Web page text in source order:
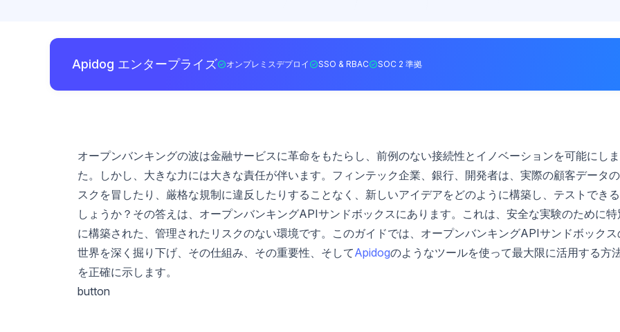
Apidog エンタープライズ オンプレミスデプロイ SSO & RBAC SOC 2 準拠
オープンバンキングの波は金融サービスに革命をもたらし、前例のない接続性とイノベーションを可能にし
た。しかし、大きな力には大きな責任が伴います。フィンテック企業、銀行、開発者は、実際の顧客データの
スクを冒したり、厳格な規制に違反したりすることなく、新しいアイデアをどのように構築し、テストでき
しょうか？その答えは、オープンバンキングAPIサンドボックスにあります。これは、安全な実験のために特
に構築された、管理されたリスクのない環境です。このガイドでは、オープンバンキングAPIサンドボックス
世界を深く掘り下げ、その仕組み、その重要性、そしてApidogのようなツールを使って最大限に活用する方
を正確に示します。
button